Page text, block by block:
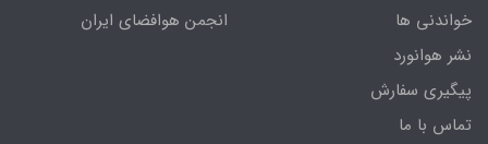
خواندنی ها
نشر هوانورد
پیگیری سفارش
تماس با ما
انجمن هوافضای ایران